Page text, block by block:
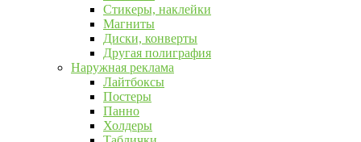
Стикеры, наклейки
Магниты
Диски, конверты
Другая полиграфия
Наружная реклама
Лайтбоксы
Постеры
Панно
Холдеры